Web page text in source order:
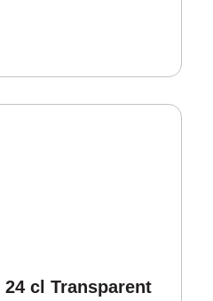
cl Transparent